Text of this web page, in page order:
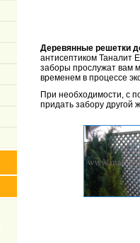
Деревянные решетки
антисептиком Таналит
заборы прослужат вам
временем в процессе
При необходимости, с
придать забору другой